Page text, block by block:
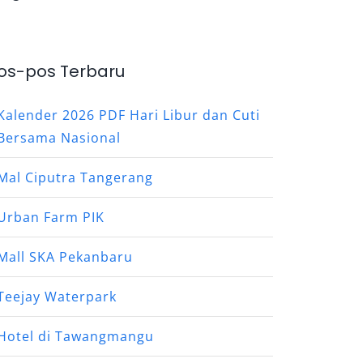
pos Terbaru
2026 PDF Hari Libur dan Cuti
Nasional
Ciputra Tangerang
Farm PIK
SKA Pekanbaru
Waterpark
di Tawangmangu